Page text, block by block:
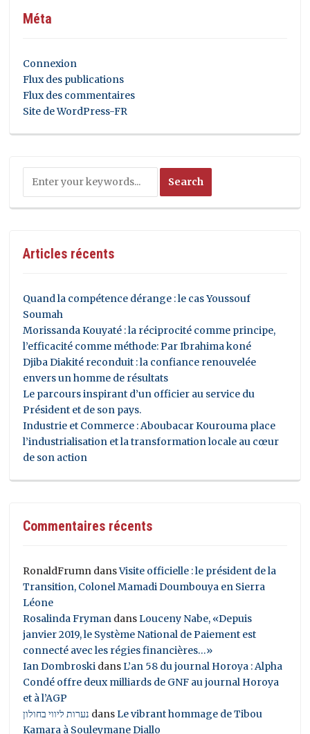
Méta
Connexion
Flux des publications
Flux des commentaires
Site de WordPress-FR
Articles récents
Quand la compétence dérange : le cas Youssouf
Soumah
Morissanda Kouyaté : la réciprocité comme principe,
l’efficacité comme méthode: Par Ibrahima koné
Djiba Diakité reconduit : la confiance renouvelée
envers un homme de résultats
Le parcours inspirant d’un officier au service du
Président et de son pays.
Industrie et Commerce : Aboubacar Kourouma place
l’industrialisation et la transformation locale au cœur
de son action
Commentaires récents
RonaldFrumn dansVisite officielle : le président de la
Transition, Colonel Mamadi Doumbouya en Sierra
Léone
Rosalinda Fryman dansLouceny Nabe, «Depuis
janvier 2019, le Système National de Paiement est
connecté avec les régies financières…»
Ian Dombroski dansL’an 58 du journal Horoya : Alpha
Condé offre deux milliards de GNF au journal Horoya
et à l’AGP
נערות ליווי בחולון dansLe vibrant hommage de Tibou
Kamara à Souleymane Diallo